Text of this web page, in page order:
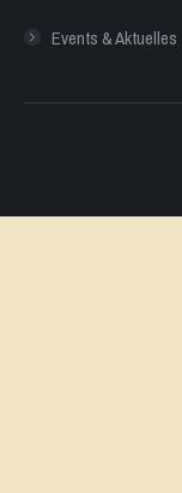
Events & Aktuelles